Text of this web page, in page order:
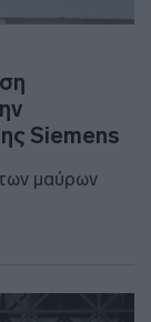
Siemens
μαύρων